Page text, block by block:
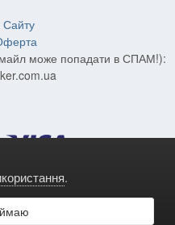
.
емайл може попадати в СПАМ!):